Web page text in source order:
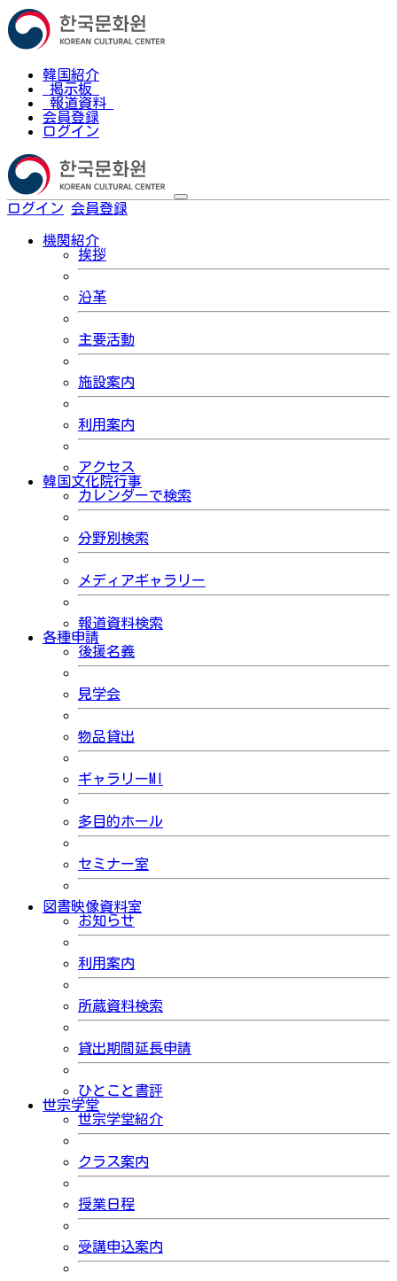
韓国紹介
掲示板
報道資料
会員登録
ログイン
ログイン 会員登録
機関紹介
挨拶
沿革
主要活動
施設案内
利用案内
アクセス
韓国文化院行事
カレンダーで検索
分野別検索
メディアギャラリー
報道資料検索
各種申請
後援名義
見学会
物品貸出
ギャラリーMI
多目的ホール
セミナー室
図書映像資料室
お知らせ
利用案内
所蔵資料検索
貸出期間延長申請
ひとこと書評
世宗学堂
世宗学堂紹介
クラス案内
授業日程
受講申込案内